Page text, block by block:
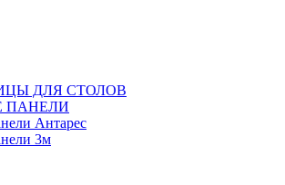
ДЛЯ СТОЛОВ
ПАНЕЛИ
Антарес
3м